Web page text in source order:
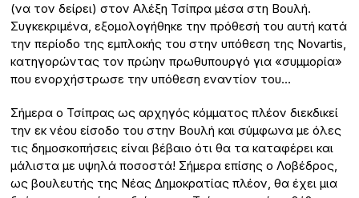
(να τον δείρει) στον Αλέξη Τσίπρα μέσα στη Βουλή.
Συγκεκριμένα, εξομολογήθηκε την πρόθεσή του αυτή κατά
την περίοδο της εμπλοκής του στην υπόθεση της Novartis,
κατηγορώντας τον πρώην πρωθυπουργό για «συμμορία»
που ενορχήστρωσε την υπόθεση εναντίον του…
Σήμερα ο Τσίπρας ως αρχηγός κόμματος πλέον διεκδικεί
την εκ νέου είσοδο του στην Βουλή και σύμφωνα με όλες
τις δημοσκοπήσεις είναι βέβαιο ότι θα τα καταφέρει και
μάλιστα με υψηλά ποσοστά! Σήμερα επίσης ο Λοβέδρος,
ως βουλευτής της Νέας Δημοκρατίας πλέον, θα έχει μια